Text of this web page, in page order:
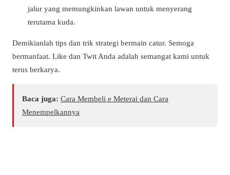
jalur yang memungkinkan lawan untuk menyerang
terutama kuda.
Demikianlah tips dan trik strategi bermain catur. Semoga
bermanfaat. Like dan Twit Anda adalah semangat kami untuk
terus berkarya.
Baca juga: Cara Membeli e Meterai dan Cara
Menempelkannya